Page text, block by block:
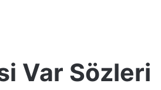
Var Sözleri